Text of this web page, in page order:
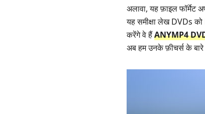
अलावा, यह फ़ाइल फॉर्मेट
यह समीक्षा लेख DVDs को
करेंगे वे हैंANYMP4
अब हम उनके फ़ीचर्स के